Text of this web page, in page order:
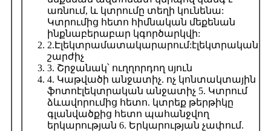
առնում, և կտրումը տեղի կունենա:
Կտրումից հետո հիմնական մեքենան
ինքնաբերաբար կգործարկվի:
2.Էլեկտրամատակարարում:էլեկտրական
շարժիչ
3. Շրջանակ՝ ուղղորդող սյուն
4. Կաթվածի անջատիչ. ոչ կոնտակտային
ֆոտոէլեկտրական անջատիչ 5. Կտրում
ձևավորումից հետո. կտրեք թերթիկը
գլանվածքից հետո պահանջվող
երկարության 6. Երկարության չափում.